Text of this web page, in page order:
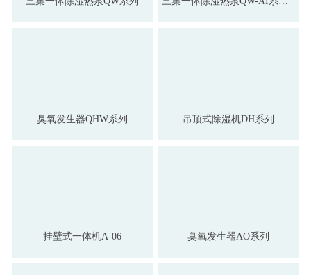
臭氧发生器QHW系列 吊顶式除湿机DH系列
挂壁式一体机A-06 臭氧发生器AO系列